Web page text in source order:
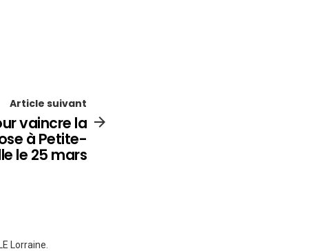
Article suivant
vaincre la
à Petite-
le 25 mars
Lorraine.